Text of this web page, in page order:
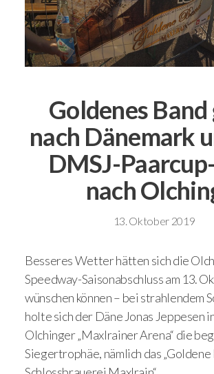
Goldenes
nach Dänemark
DMSJ-
nach
13. Oktober 2019
Besseres Wetter hätten sich die
Speedway-Saisonabschluss am 13.
wünschen können – bei strahlendem
holte sich der Däne Jonas Jeppesen
Olchinger „Maxlrainer Arena“ die
Siegertrophäe, nämlich das